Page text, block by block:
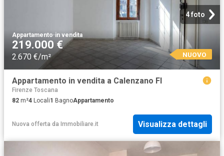
4 foto
Appartamento·in vendita
219.000 €
2.670 €/m² NUOVO
Appartamento in vendita a Calenzano FI
Firenze Toscana
82 m²4 Locali1 BagnoAppartamento
Nuova offerta da Immobiliare.it Visualizza dettagli